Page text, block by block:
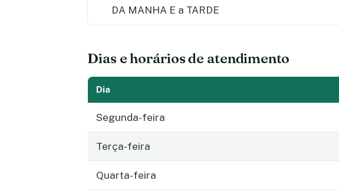
DA MANHA E a TARDE
Dias e horários de atendimento
Dia
Segunda-feira
Terça-feira
Quarta-feira